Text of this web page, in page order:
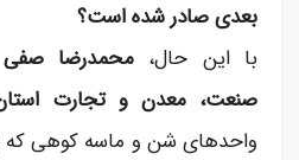
بعدی صادر شده است؟
با این حال، محمدرضا
صنعت، معدن و تجارت
واحد‌های شن و ماسه کوهی که